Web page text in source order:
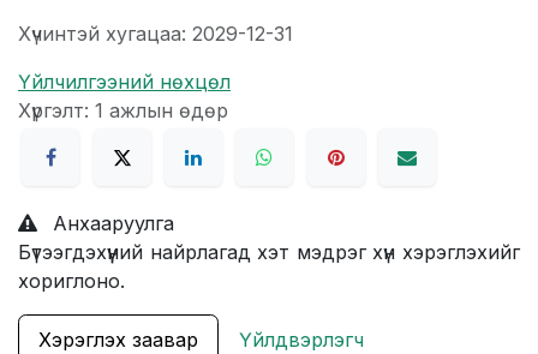
Хүчинтэй хугацаа: 2029-12-31
Үйлчилгээний нөхцөл
Хүргэлт: 1 ажлын өдөр
Анхааруулга
Бүтээгдэхүүний найрлагад хэт мэдрэг хүн хэрэглэхийг
хориглоно.
Хэрэглэх заавар Үйлдвэрлэгч